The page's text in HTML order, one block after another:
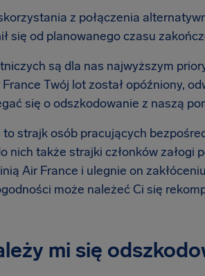
z połączenia
się od planowanego czasu
są dla nas najwyższym
Twój lot został opóźniony,
się o odszkodowanie z naszą
strajk osób pracujących
nich także strajki członków załogi
Air France i ulegnie on
może należeć Ci się
mi się